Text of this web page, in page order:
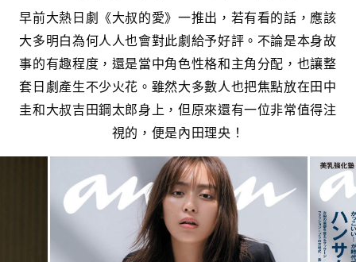
早前大熱日劇《大叔的愛》一推出，若有看的話，應該
大多明白為何人人也會對此劇給予好評。不論是本身故
事的有趣程度，還是當中角色性格和主角分配，也讓整
套日劇產生不少火花。雖然大多數人也把焦點放在田中
圭和大叔吉田鋼太郎身上，但原來還有一位非常值得注
視的，便是內田理央！